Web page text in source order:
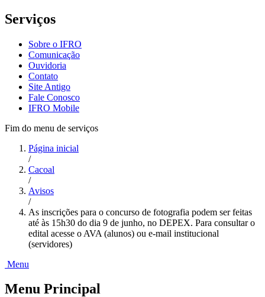
Serviços
Sobre o IFRO
Comunicação
Ouvidoria
Contato
Site Antigo
Fale Conosco
IFRO Mobile
Fim do menu de serviços
Página inicial
/
Cacoal
/
Avisos
/
As inscrições para o concurso de fotografia podem ser feitas
até às 15h30 do dia 9 de junho, no DEPEX. Para consultar o
edital acesse o AVA (alunos) ou e-mail institucional
(servidores)
Menu
Menu Principal